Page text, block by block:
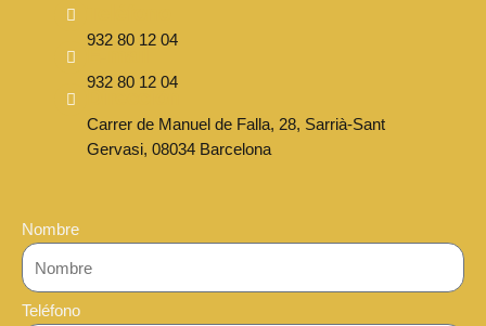
932 80 12 04
932 80 12 04
Carrer de Manuel de Falla, 28, Sarrià-Sant
Gervasi, 08034 Barcelona
Nombre
Teléfono